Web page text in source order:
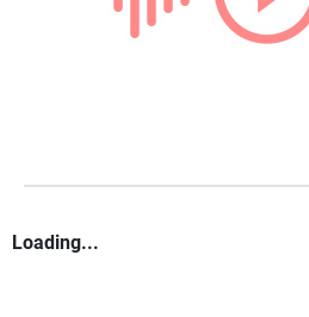
Loading...